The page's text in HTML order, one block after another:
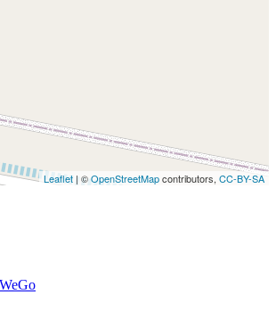
Leaflet | ©OpenStreetMapcontributors, CC-BY-SA